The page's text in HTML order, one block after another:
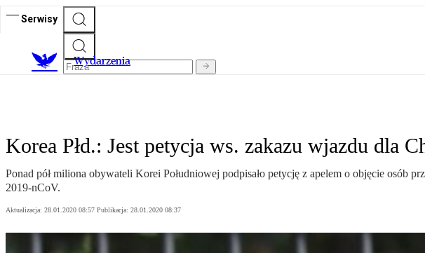
Serwisy
Wydarzenia
Korea Płd.: Jest petycja ws. zakazu wjazdu dla
Ponad pół miliona obywateli Korei Południowej podpisało petycję z apelem o objęcie osób
2019-nCoV.
Aktualizacja: 28.01.2020 08:57 Publikacja: 28.01.2020 08:37